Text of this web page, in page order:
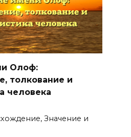
Олоф:
толкование и
человека
Значение и